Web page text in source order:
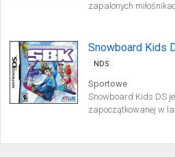
zapalonych
„przepuszczaniu”
Snowboard Kids
NDS
Sportowe
Snowboard Kids DS
zapoczątkowanej w